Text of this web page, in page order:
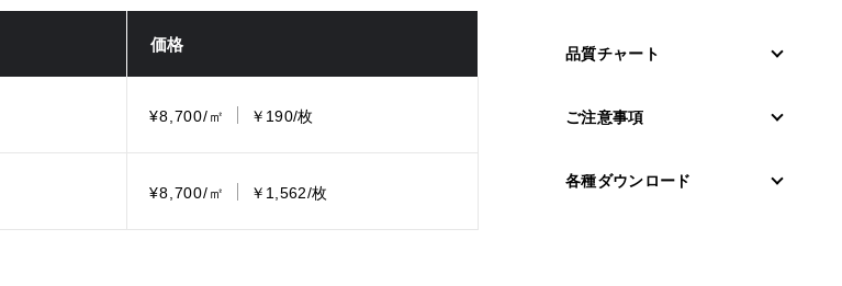
品質チャート
ご注意事項
各種ダウンロード
価格
¥8,700/㎡ ￥190/枚
¥8,700/㎡ ￥1,562/枚